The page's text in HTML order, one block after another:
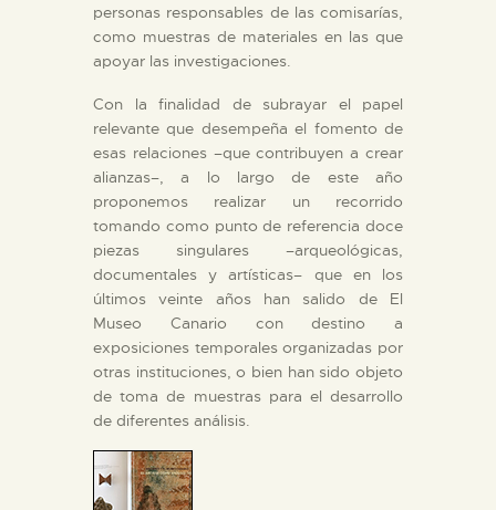
DIDÁCTICA
ESPAÑOL
personas responsables de las comisarías,
como muestras de materiales en las que
apoyar las investigaciones.
Con la finalidad de subrayar el papel
relevante que desempeña el fomento de
esas relaciones –que contribuyen a crear
alianzas–, a lo largo de este año
proponemos realizar un recorrido
tomando como punto de referencia doce
piezas singulares –arqueológicas,
documentales y artísticas– que en los
últimos veinte años han salido de El
Museo Canario con destino a
exposiciones temporales organizadas por
otras instituciones, o bien han sido objeto
de toma de muestras para el desarrollo
de diferentes análisis.